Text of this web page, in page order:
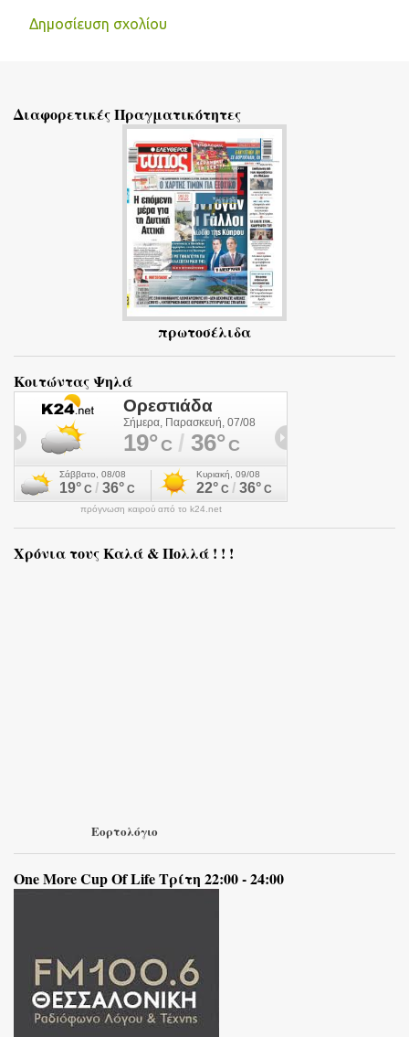
λ
Δημοσίευση σχολίου
Διαφορετικές Πραγματικότητες
πρωτοσέλιδα
Κοιτώντας Ψηλά
πρόγνωση καιρού από το k24.net
Χρόνια τους Καλά & Πολλά ! ! !
Εορτολόγιο
One More Cup Of Life Τρίτη 22:00 - 24:00